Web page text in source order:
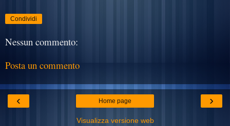
Condividi
Nessun commento:
Posta un commento
‹ ›
Home page
Visualizza versione web